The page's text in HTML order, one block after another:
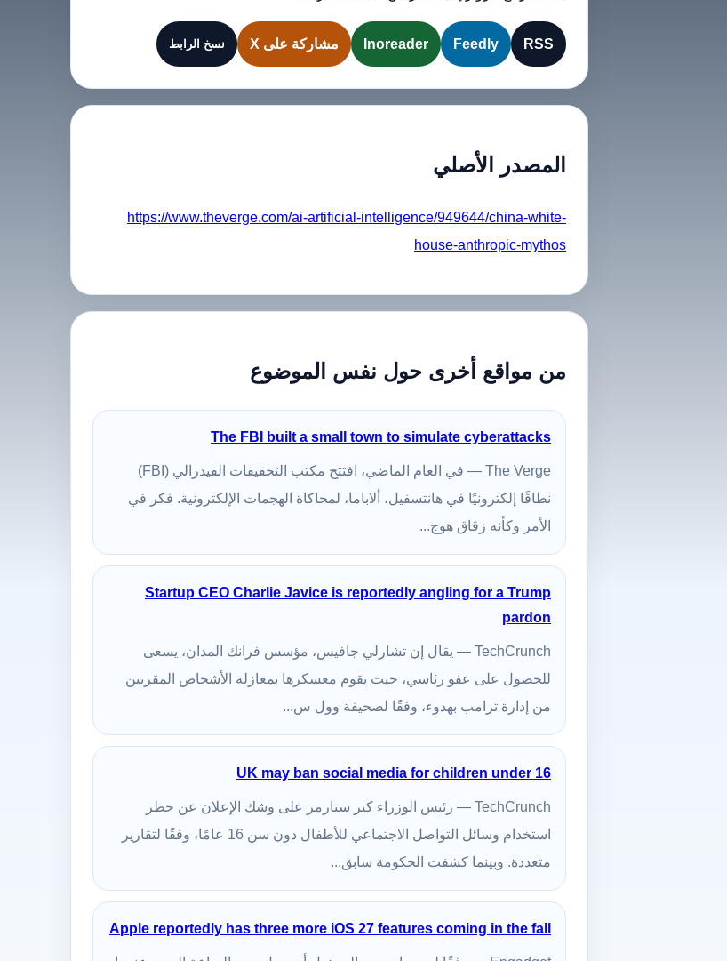
RSS
Feedly
Inoreader مشاركة على X نسخ الرابط
المصدر الأصلي
https://www.theverge.com/ai-artificial-intelligence/949644/china-white-
house-anthropic-mythos
من مواقع أخرى حول نفس الموضوع
The FBI built a small town to simulate cyberattacks
The Verge — في العام الماضي، افتتح مكتب التحقيقات الفيدرالي (FBI)
نطاقًا إلكترونيًا في هانتسفيل، ألاباما، لمحاكاة الهجمات الإلكترونية. فكر في
الأمر وكأنه زقاق هوج...
Startup CEO Charlie Javice is reportedly angling for a Trump
pardon
TechCrunch — يقال إن تشارلي جافيس، مؤسس فرانك المدان، يسعى
للحصول على عفو رئاسي، حيث يقوم معسكرها بمغازلة الأشخاص المقربين
من إدارة ترامب بهدوء، وفقًا لصحيفة وول س...
UK may ban social media for children under 16
TechCrunch — رئيس الوزراء كير ستارمر على وشك الإعلان عن حظر
استخدام وسائل التواصل الاجتماعي للأطفال دون سن 16 عامًا، وفقًا لتقارير
متعددة. وبينما كشفت الحكومة سابق...
Apple reportedly has three more iOS 27 features coming in the fall